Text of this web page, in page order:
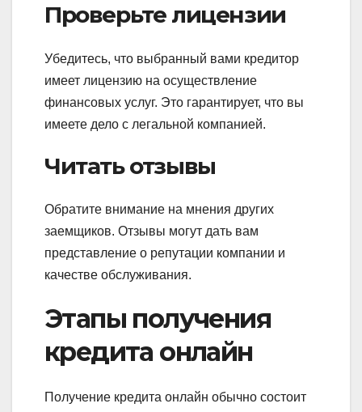
Проверьте лицензии
Убедитесь, что выбранный вами кредитор
имеет лицензию на осуществление
финансовых услуг. Это гарантирует, что вы
имеете дело с легальной компанией.
Читать отзывы
Обратите внимание на мнения других
заемщиков. Отзывы могут дать вам
представление о репутации компании и
качестве обслуживания.
Этапы получения
кредита онлайн
Получение кредита онлайн обычно состоит